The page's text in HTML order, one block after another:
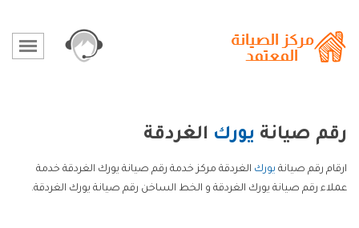
رقم صيانة يورك الغردقة
ارقام رقم صيانة يورك الغردقة مركز خدمة رقم صيانة يورك الغردقة خدمة
عملاء رقم صيانة يورك الغردقة و الخط الساخن رقم صيانة يورك الغردقة.